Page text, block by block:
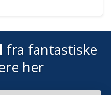
fra fantastiske
her